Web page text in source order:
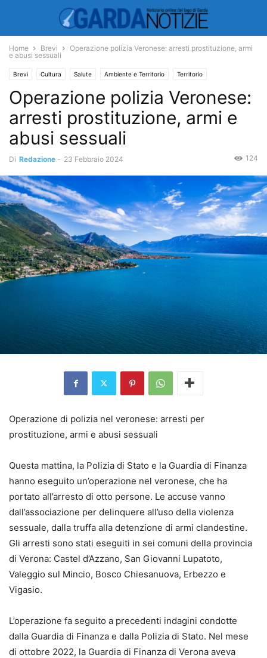
Home Brevi
Operazione polizia Veronese: arresti prostituzione, armi
e abusi sessuali
Brevi Cultura Salute Ambiente e Territorio Territorio
Operazione polizia Veronese:
arresti prostituzione, armi e
abusi sessuali
Di Redazione - 23 Febbraio 2024 124
Operazione di polizia nel veronese: arresti per
prostituzione, armi e abusi sessuali
Questa mattina, la Polizia di Stato e la Guardia di Finanza
hanno eseguito un’operazione nel veronese, che ha
portato all’arresto di otto persone. Le accuse vanno
dall’associazione per delinquere all’uso della violenza
sessuale, dalla truffa alla detenzione di armi clandestine.
Gli arresti sono stati eseguiti in sei comuni della provincia
di Verona: Castel d’Azzano, San Giovanni Lupatoto,
Valeggio sul Mincio, Bosco Chiesanuova, Erbezzo e
Vigasio.
L’operazione fa seguito a precedenti indagini condotte
dalla Guardia di Finanza e dalla Polizia di Stato. Nel mese
di ottobre 2022, la Guardia di Finanza di Verona aveva